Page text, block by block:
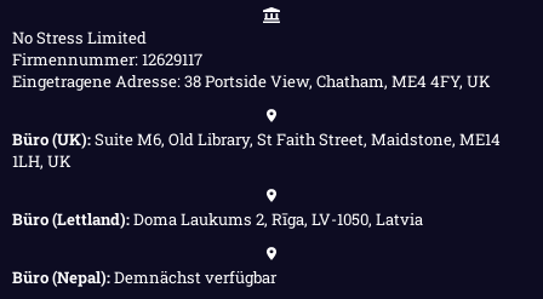
No Stress Limited
Firmennummer: 12629117
Eingetragene Adresse: 38 Portside View, Chatham, ME4 4FY, UK
Büro (UK):Suite M6, Old Library, St Faith Street, Maidstone, ME14
1LH, UK
Büro (Lettland):Doma Laukums 2, Rīga, LV-1050, Latvia
Büro (Nepal):Demnächst verfügbar